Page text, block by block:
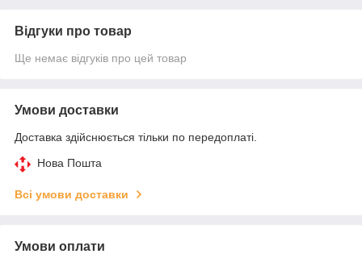
Відгуки про товар
Ще немає відгуків про цей товар
Умови доставки
Доставка здійснюється тільки по передоплаті.
Нова Пошта
Всі умови доставки
Умови оплати